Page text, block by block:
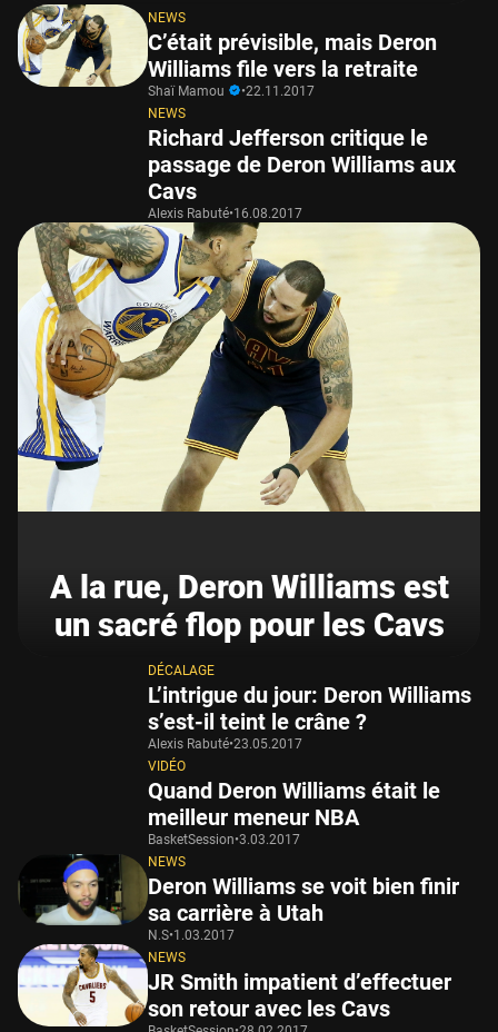
NEWS
C’était prévisible, mais Deron
Williams file vers la retraite
Shaï Mamou •22.11.2017
NEWS
Richard Jefferson critique le
passage de Deron Williams aux
Cavs
Alexis Rabuté•16.08.2017
A la rue, Deron Williams est
un sacré flop pour les Cavs
DÉCALAGE
L’intrigue du jour: Deron Williams
s’est-il teint le crâne ?
Alexis Rabuté•23.05.2017
VIDÉO
Quand Deron Williams était le
meilleur meneur NBA
BasketSession•3.03.2017
NEWS
Deron Williams se voit bien finir
sa carrière à Utah
N.S•1.03.2017
NEWS
JR Smith impatient d’effectuer
son retour avec les Cavs